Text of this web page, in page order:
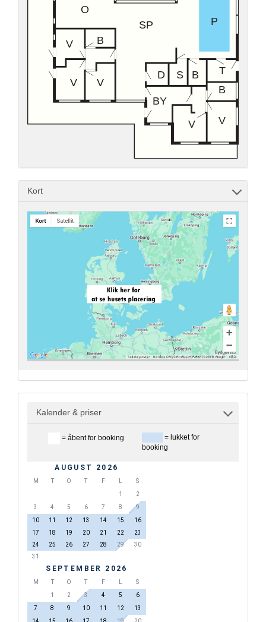
Kort
Kalender & priser
= åbent for booking
= lukket for
booking
AUGUST 2026
M T O T F
S
1
2
3
4 5 6 7 8
9
10
11 12 13 14 15
16
17
18 19 20 21 22
23
24
25 26 27 28 29
30
31
SEPTEMBER 2026
M T O T F
S
1
2 3 4 5
6
7
8 9 10 11 12
13